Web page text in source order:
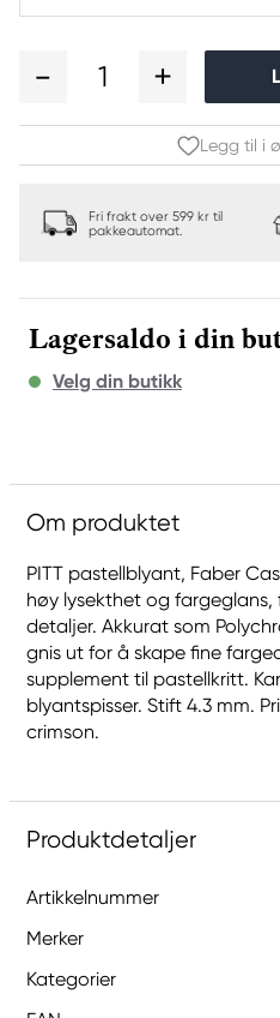
1
Legg til i
Fri frakt over 599 kr til
pakkeautomat.
Lagersaldo i din
Velg din butikk
Om produktet
PITT pastellblyant, Faber
høy lysekthet og
detaljer. Akkurat som
gnis ut for å skape fine
supplement til pastellkritt.
blyantspisser. Stift 4.3 mm.
crimson.
Produktdetaljer
Artikkelnummer
Merker
Kategorier